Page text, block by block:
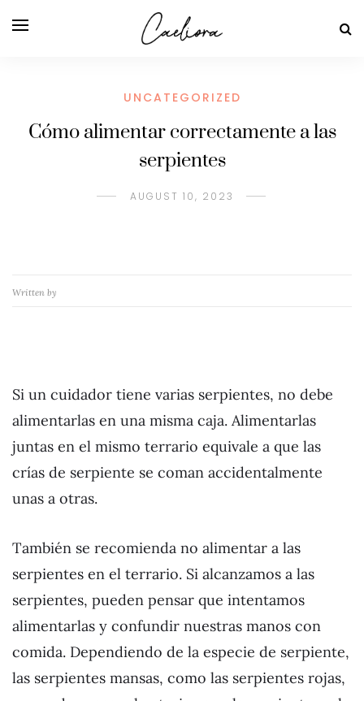
UNCATEGORIZED
Cómo alimentar correctamente a las
serpientes
AUGUST 10, 2023
Written by
Si un cuidador tiene varias serpientes, no debe
alimentarlas en una misma caja. Alimentarlas
juntas en el mismo terrario equivale a que las
crías de serpiente se coman accidentalmente
unas a otras.
También se recomienda no alimentar a las
serpientes en el terrario. Si alcanzamos a las
serpientes, pueden pensar que intentamos
alimentarlas y confundir nuestras manos con
comida. Dependiendo de la especie de serpiente,
las serpientes mansas, como las serpientes rojas,